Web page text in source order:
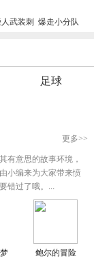
效果上的舒服与
感受
便于应用。
，并且伴随着球
武装刺 爆走小分队
足球
更多>>
有意思的故事环境，
小编来为大家带来愤
错过了哦。...
鲍尔的冒险